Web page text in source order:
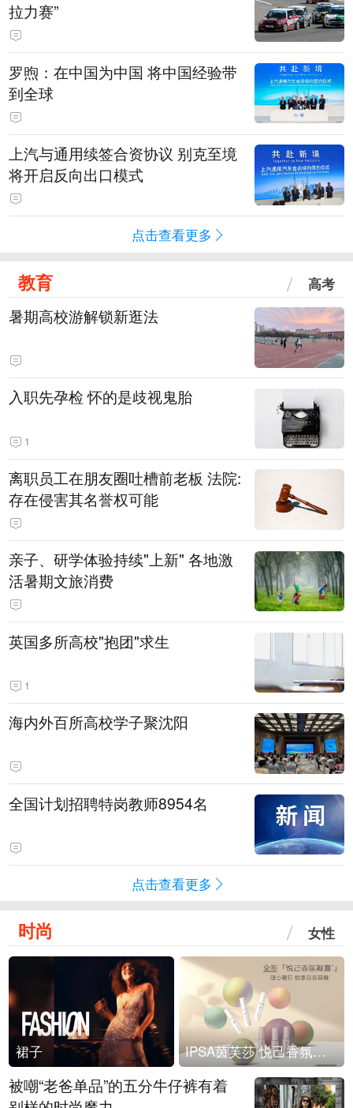
拉力赛”
罗煦：在中国为中国 将中国经验带
到全球
上汽与通用续签合资协议 别克至境
将开启反向出口模式
点击查看更多
教育 高考
暑期高校游解锁新逛法
入职先孕检 怀的是歧视鬼胎
1
离职员工在朋友圈吐槽前老板 法院:
存在侵害其名誉权可能
亲子、研学体验持续"上新" 各地激
活暑期文旅消费
英国多所高校"抱团"求生
1
海内外百所高校学子聚沈阳
全国计划招聘特岗教师8954名
点击查看更多
时尚 女性
裙子 IPSA茵芙莎 悦己香氛凝露上市
被嘲“老爸单品”的五分牛仔裤有着